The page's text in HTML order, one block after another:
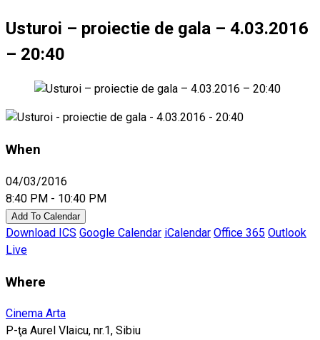
Usturoi – proiectie de gala – 4.03.2016
– 20:40
When
04/03/2016
8:40 PM - 10:40 PM
Add To Calendar
Download ICS Google Calendar iCalendar Office 365 Outlook
Live
Where
Cinema Arta
P-ţa Aurel Vlaicu, nr.1, Sibiu